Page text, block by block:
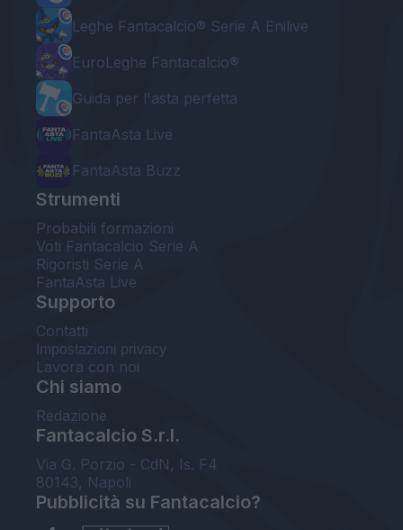
Leghe Fantacalcio® Serie A Enilive
EuroLeghe Fantacalcio®
Guida per l'asta perfetta
FantaAsta Live
FantaAsta Buzz
Strumenti
Probabili formazioni
Voti Fantacalcio Serie A
Rigoristi Serie A
FantaAsta Live
Supporto
Contatti
Impostazioni privacy
Lavora con noi
Chi siamo
Redazione
Fantacalcio S.r.l.
Via G. Porzio - CdN, Is. F4
80143, Napoli
Pubblicità su Fantacalcio?